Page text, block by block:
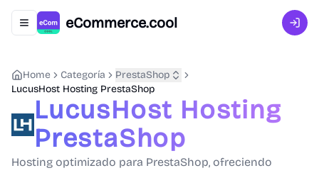
Abrir menú de navegación
eCommerce.cool
Home Categoría
PrestaShop
LucusHost Hosting PrestaShop
LucusHost Hosting
PrestaShop
Hosting optimizado para PrestaShop, ofreciendo